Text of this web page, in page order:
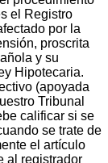
el Registro
por la
proscrita
y su
Hipotecaria.
(apoyada
Tribunal
calificar si se
se trate de
el artículo
al registrador